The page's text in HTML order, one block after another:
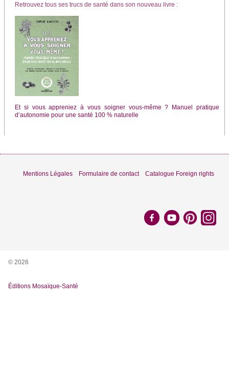
Retrouvez tous ses trucs de santé dans son nouveau livre :
Et si vous appreniez à vous soigner vous-même ? Manuel pratique
d’autonomie pour une santé 100 % naturelle
Mentions Légales Formulaire de contact Catalogue Foreign rights
© 2026
Éditions Mosaïque-Santé